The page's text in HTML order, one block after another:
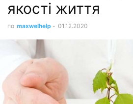
якості життя
по maxwelhelp - 01.12.2020